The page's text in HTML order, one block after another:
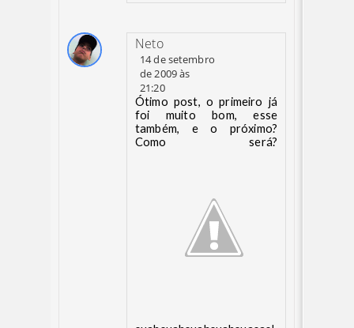
Neto
14 de setembro
de 2009 às
21:20
Ótimo post, o primeiro já
foi muito bom, esse
também, e o próximo?
Como será?